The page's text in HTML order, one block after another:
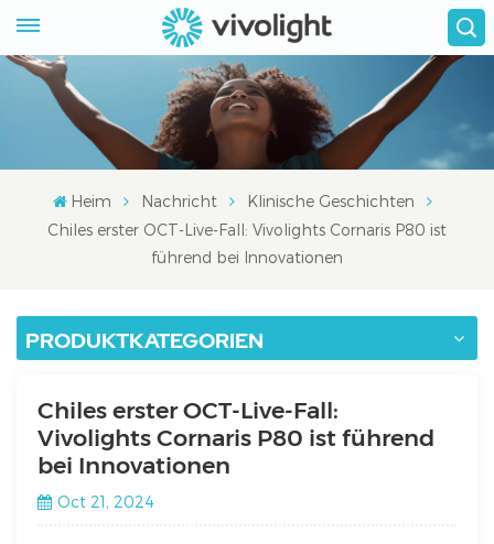
Heim Nachricht
Klinische Geschichten
Chiles erster OCT-Live-Fall: Vivolights Cornaris P80 ist
führend bei Innovationen
PRODUKTKATEGORIEN
Chiles erster OCT-Live-Fall:
Vivolights Cornaris P80 ist führend
bei Innovationen
Oct 21, 2024